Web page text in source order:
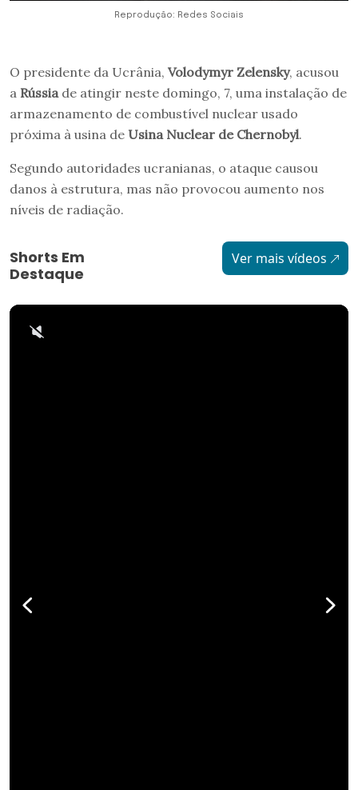
Reprodução: Redes Sociais
O presidente da Ucrânia, Volodymyr Zelensky, acusou
a Rússia de atingir neste domingo, 7, uma instalação de
armazenamento de combustível nuclear usado
próxima à usina de Usina Nuclear de Chernobyl.
Segundo autoridades ucranianas, o ataque causou
danos à estrutura, mas não provocou aumento nos
níveis de radiação.
Shorts Em
Destaque
Ver mais vídeos